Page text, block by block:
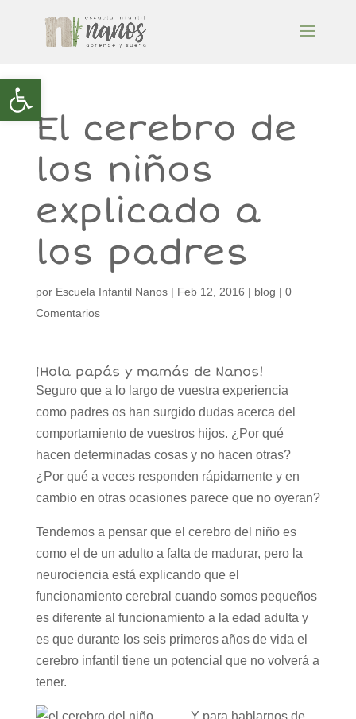
Abrir barra de herramientas
El cerebro de
los niños
explicado a
los padres
por Escuela Infantil Nanos| Feb 12, 2016 | blog | 0
Comentarios
¡Hola papás y mamás de Nanos!
Seguro que a lo largo de vuestra experiencia
como padres os han surgido dudas acerca del
comportamiento de vuestros hijos. ¿Por qué
hacen determinadas cosas y no hacen otras?
¿Por qué a veces responden rápidamente y en
cambio en otras ocasiones parece que no oyeran?
Tendemos a pensar que el cerebro del niño es
como el de un adulto a falta de madurar, pero la
neurociencia está explicando que el
funcionamiento cerebral cuando somos pequeños
es diferente al funcionamiento a la edad adulta y
es que durante los seis primeros años de vida el
cerebro infantil tiene un potencial que no volverá a
tener.
Y para hablarnos de